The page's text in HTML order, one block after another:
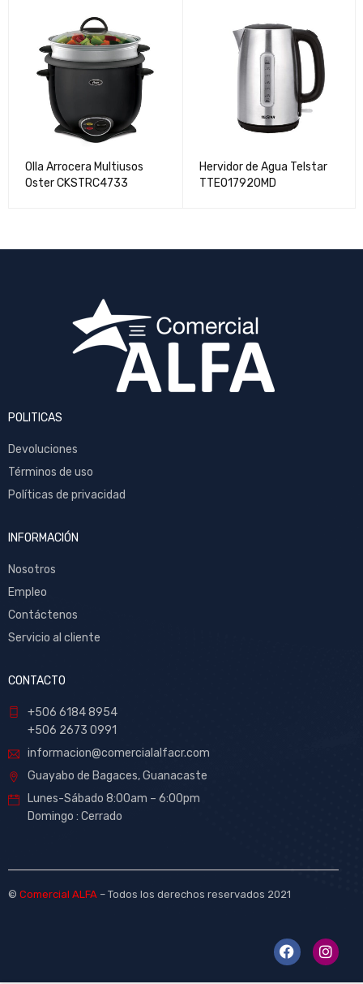
Olla Arrocera Multiusos
Oster CKSTRC4733
Hervidor de Agua Telstar
TTE017920MD
POLITICAS
Devoluciones
Términos de uso
Políticas de privacidad
INFORMACIÓN
Nosotros
Empleo
Contáctenos
Servicio al cliente
CONTACTO
+506 6184 8954
+506 2673 0991
informacion@comercialalfacr.com
Guayabo de Bagaces, Guanacaste
Lunes-Sábado 8:00am – 6:00pm
Domingo : Cerrado
© Comercial ALFA – Todos los derechos reservados 2021